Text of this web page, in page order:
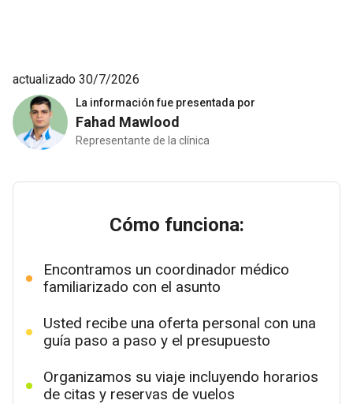
La información fue presentada por
Fahad Mawlood
Representante de la clínica
actualizado 30/7/2026
Cómo funciona:
Encontramos un coordinador médico
familiarizado con el asunto
Usted recibe una oferta personal con una
guía paso a paso y el presupuesto
Organizamos su viaje incluyendo horarios
de citas y reservas de vuelos